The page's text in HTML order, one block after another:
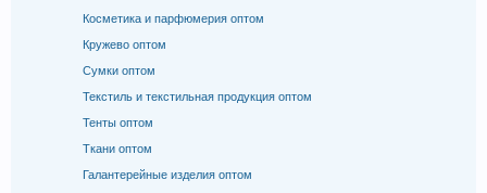
Косметика и парфюмерия оптом
Кружево оптом
Сумки оптом
Текстиль и текстильная продукция оптом
Тенты оптом
Ткани оптом
Галантерейные изделия оптом